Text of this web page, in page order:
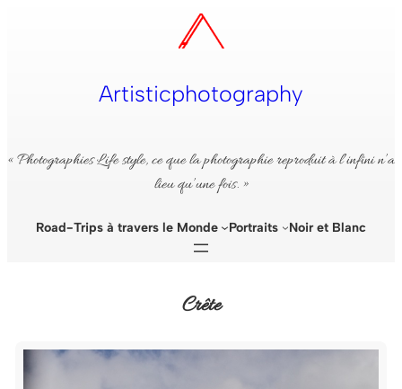
Artisticphotography
« Photographies Life style, ce que la photographie reproduit à l’infini n’a
lieu qu’une fois. »
Road-Trips à travers le Monde Portraits Noir et Blanc
Crête